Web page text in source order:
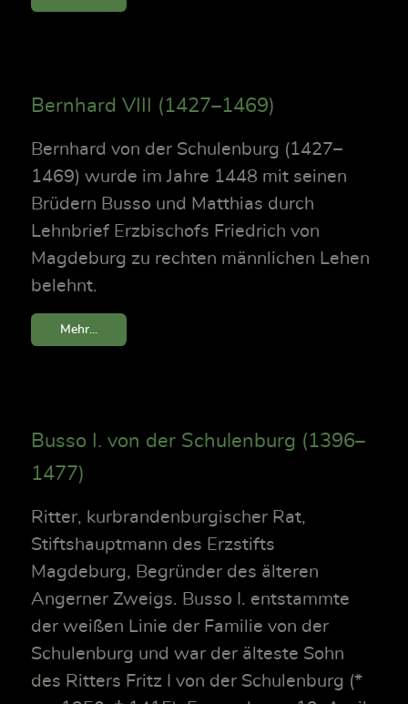
Bernhard VIII (1427–1469)
Bernhard von der Schulenburg (1427–
1469) wurde im Jahre 1448 mit seinen
Brüdern Busso und Matthias durch
Lehnbrief Erzbischofs Friedrich von
Magdeburg zu rechten männlichen Lehen
belehnt.
Mehr...
Busso I. von der Schulenburg (1396–
1477)
Ritter, kurbrandenburgischer Rat,
Stiftshauptmann des Erzstifts
Magdeburg, Begründer des älteren
Angerner Zweigs. Busso I. entstammte
der weißen Linie der Familie von der
Schulenburg und war der älteste Sohn
des Ritters Fritz I von der Schulenburg (*